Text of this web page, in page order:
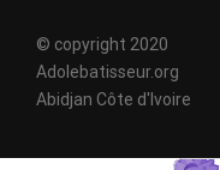
© copyright 2020
Adolebatisseur.org
Abidjan Côte d'Ivoire